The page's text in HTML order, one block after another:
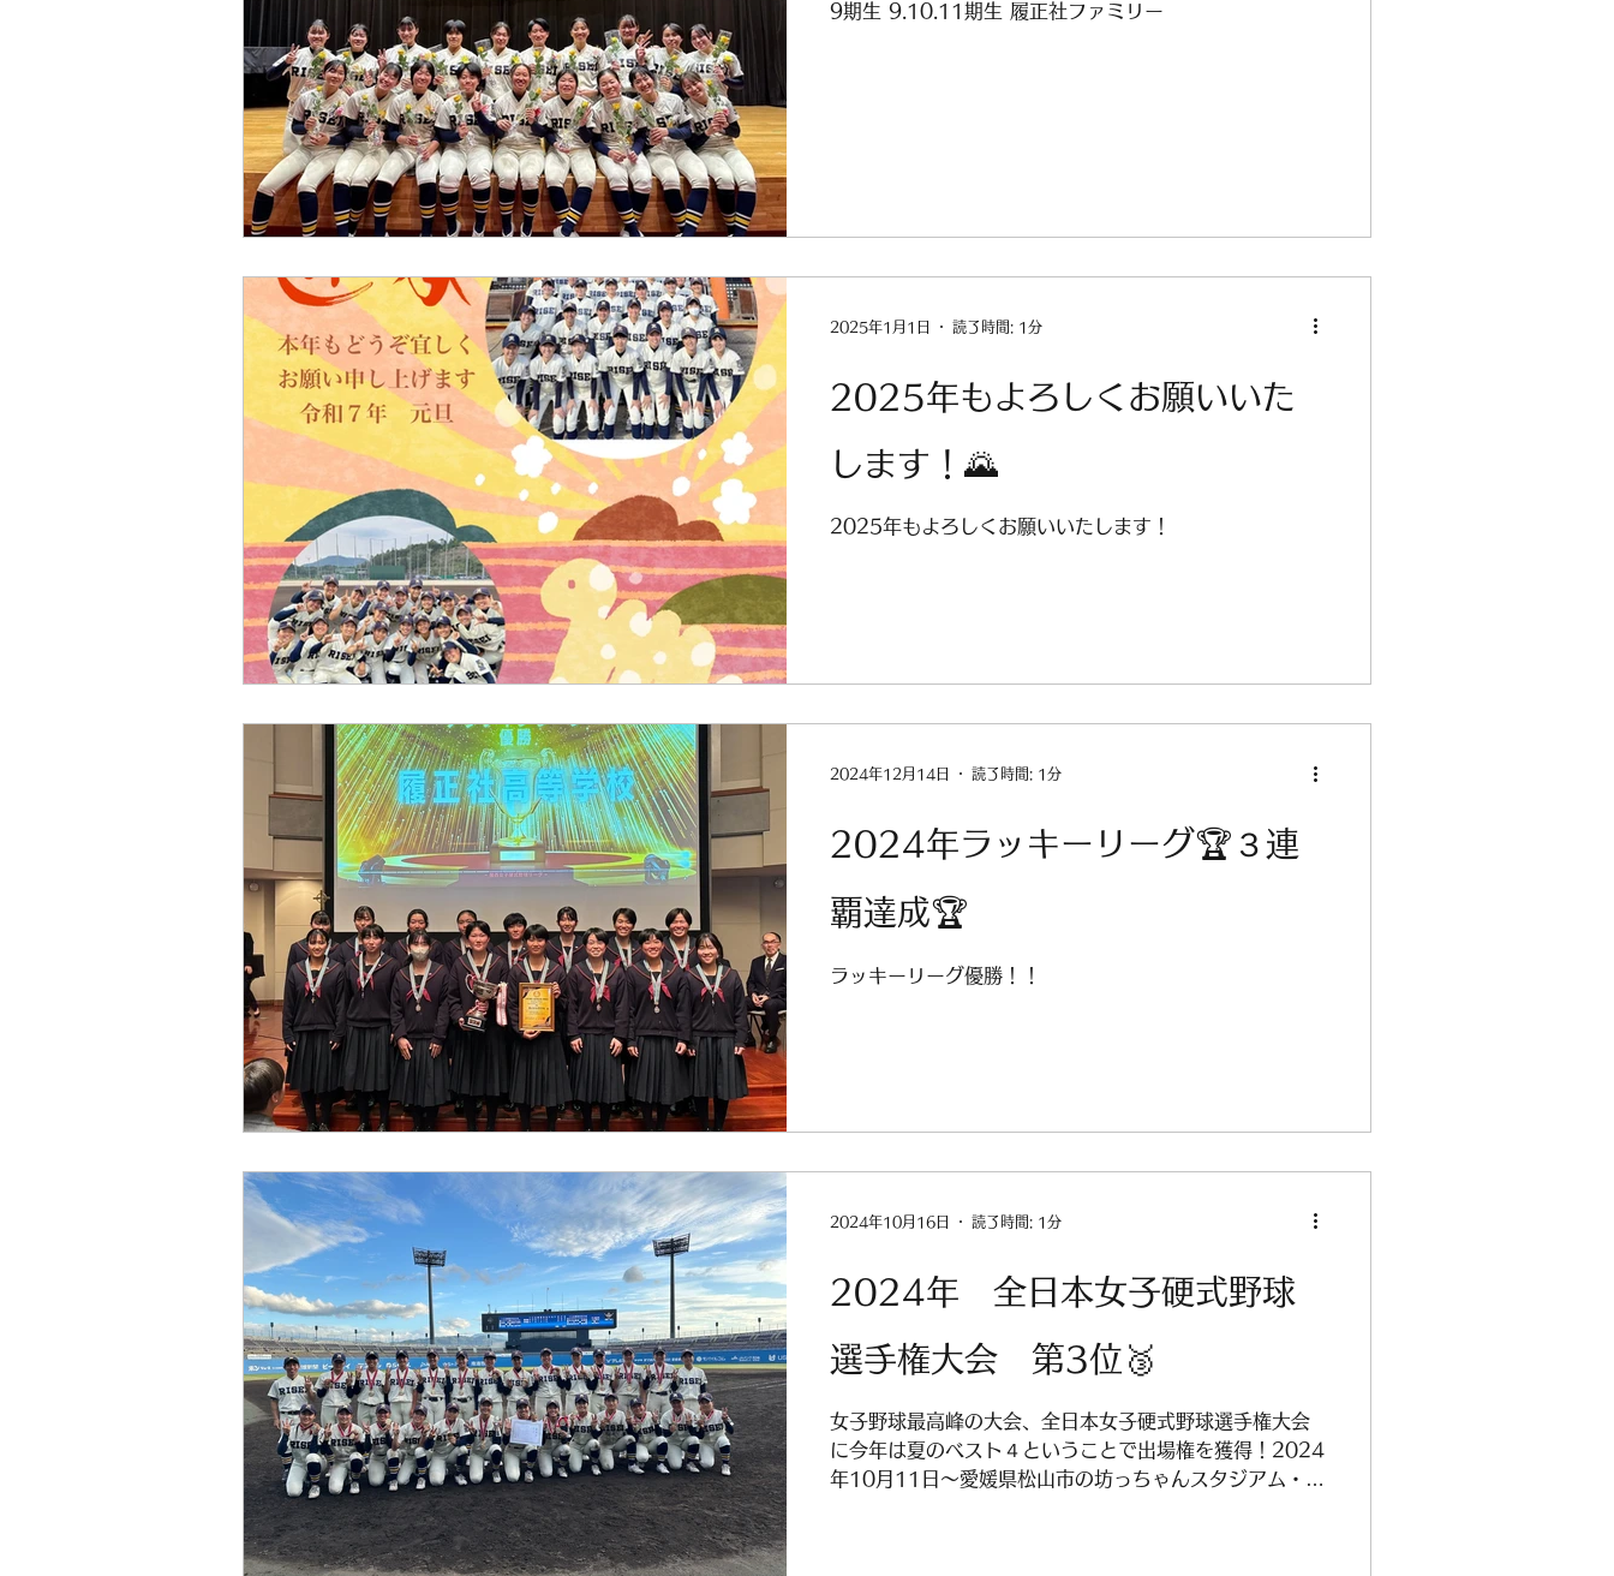
9期生 9.10.11期生 履正社ファミリー
2025年もよろしくお願いいた
します！🌄
2025年もよろしくお願いいたします！
2025年1月1日 読了時間: 1分
2024年ラッキーリーグ🏆３連
覇達成🏆
ラッキーリーグ優勝！！
2024年12月14日 読了時間: 1分
2024年 全日本女子硬式野球
選手権大会 第3位🥉
女子野球最高峰の大会、全日本女子硬式野球選手権大会
に今年は夏のベスト４ということで出場権を獲得！2024
年10月11日～愛媛県松山市の坊っちゃんスタジアム・マ
2024年10月16日 読了時間: 1分